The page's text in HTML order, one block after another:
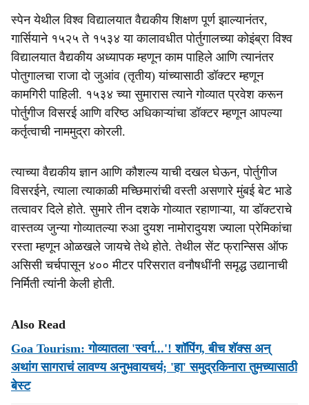
स्पेन येथील विश्व विद्यालयात वैद्यकीय शिक्षण पूर्ण झाल्यानंतर,
गार्सियाने १५२५ ते १५३४ या कालावधीत पोर्तुगालच्या कोइंब्रा विश्व
विद्यालयात वैद्यकीय अध्यापक म्हणून काम पाहिले आणि त्यानंतर
पोतुगालचा राजा दो जुआंव (तृतीय) यांच्यासाठी डॉक्टर म्हणून
कामगिरी पाहिली. १५३४ च्या सुमारास त्याने गोव्यात प्रवेश करून
पोर्तुगीज विसरई आणि वरिष्ठ अधिकाऱ्यांचा डॉक्टर म्हणून आपल्या
कर्तृत्वाची नाममुद्रा कोरली.
त्याच्या वैद्यकीय ज्ञान आणि कौशल्य याची दखल घेऊन, पोर्तुगीज
विसरईने, त्याला त्याकाळी मच्छिमारांची वस्ती असणारे मुंबई बेट भाडे
तत्वावर दिले होते. सुमारे तीन दशके गोव्यात रहाणाऱ्या, या डॉक्टराचे
वास्तव्य जुन्या गोव्यातल्या रुआ दुयश नामोरादुयश ज्याला प्रेमिकांचा
रस्ता म्हणून ओळखले जायचे तेथे होते. तेथील सेंट फ्रान्सिस ऑफ
असिसी चर्चपासून ४०० मीटर परिसरात वनौषधींनी समृद्ध उद्यानाची
निर्मिती त्यांनी केली होती.
Also Read
Goa Tourism: गोव्यातला 'स्वर्ग...'! शॉपिंग, बीच शॅक्स अन्
अथांग सागराचं लावण्य अनुभवायचयं; 'हा' समुद्रकिनारा तुमच्यासाठी
बेस्ट